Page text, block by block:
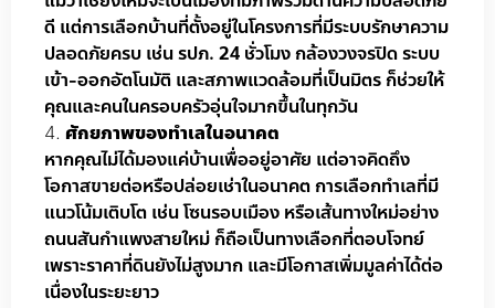
ดี แต่การเลือกบ้านที่ตั้งอยู่ในโครงการที่มีระบบรักษาความ
ปลอดภัยครบ เช่น รปภ. 24 ชั่วโมง กล้องวงจรปิด ระบบ
เข้า-ออกอัตโนมัติ และสภาพแวดล้อมที่เป็นมิตร ก็ช่วยให้
คุณและคนในครอบครัวอุ่นใจมากขึ้นในทุกวัน
ศักยภาพของทำเลในอนาคต
หากคุณไม่ได้มองแค่บ้านเพื่ออยู่อาศัย แต่อาจคิดถึง
โอกาสขายต่อหรือปล่อยเช่าในอนาคต การเลือกทำเลที่มี
แนวโน้มเติบโต เช่น โซนรอบเมือง หรือเส้นทางใหม่อย่าง
ถนนสันกำแพงสายใหม่ ก็ถือเป็นทางเลือกที่ตอบโจทย์
เพราะราคาที่ดินยังไม่สูงมาก และมีโอกาสเพิ่มมูลค่าได้ต่อ
เนื่องในระยะยาว